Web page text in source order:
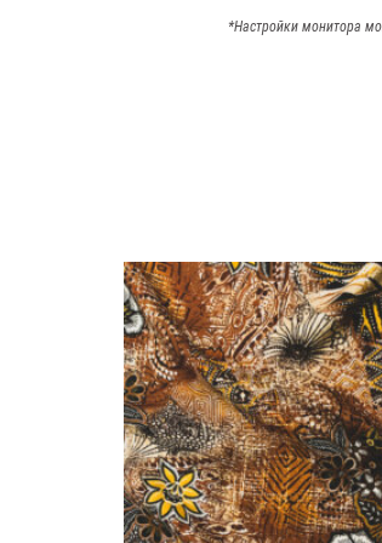
*Настройки монитора